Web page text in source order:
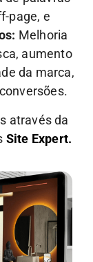
page, e
Melhoria
aumento
da marca,
através da
Site Expert.